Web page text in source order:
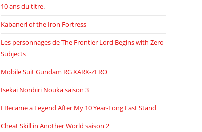
10 ans du titre.
Kabaneri of the Iron Fortress
Les personnages de The Frontier Lord Begins with Zero
Subjects
Mobile Suit Gundam RG XARX-ZERO
Isekai Nonbiri Nouka saison 3
I Became a Legend After My 10 Year-Long Last Stand
Cheat Skill in Another World saison 2